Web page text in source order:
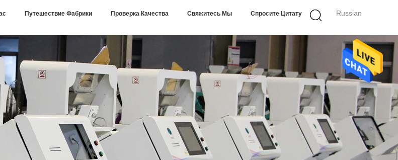
Russian
Путешествие Фабрики Проверка Качества Свяжитесь Мы Спросите Цитату